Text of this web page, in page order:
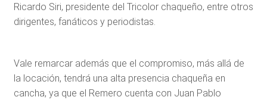
Ricardo Siri, presidente del Tricolor chaqueño, entre otros
dirigentes, fanáticos y periodistas.
Vale remarcar además que el compromiso, más allá de
la locación, tendrá una alta presencia chaqueña en
cancha, ya que el Remero cuenta con Juan Pablo